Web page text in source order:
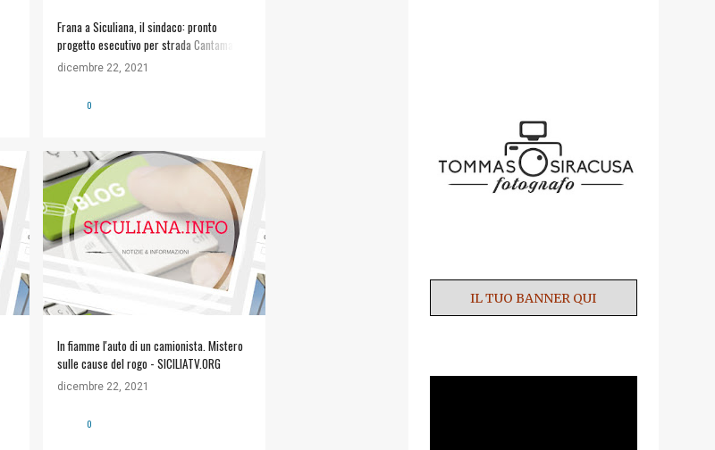
Frana a Siculiana, il sindaco: pronto
progetto esecutivo per strada Cantamatino
- Comunicalo.it
dicembre 22, 2021
0
In fiamme l'auto di un camionista. Mistero
sulle cause del rogo - SICILIATV.ORG
dicembre 22, 2021
0
IL TUO BANNER QUI